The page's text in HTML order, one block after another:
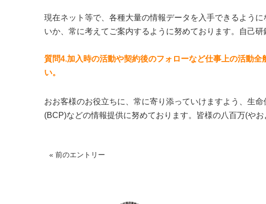
現在ネット等で、各種大量の情報データを入手できるよう
いか、常に考えてご案内するように努めております。自己研
質問4.加入時の活動や契約後のフォローなど仕事上の活動
い。
おお客様のお役立ちに、常に寄り添っていけますよう、生
(BCP)などの情報提供に努めております。皆様の八百万(や
« 前のエントリー